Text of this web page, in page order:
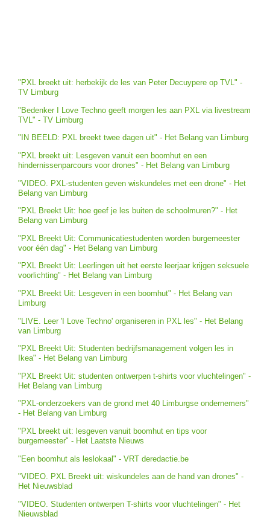
"PXL breekt uit: herbekijk de les van Peter Decuypere op TVL" -
TV Limburg
"Bedenker I Love Techno geeft morgen les aan PXL via livestream
TVL" - TV Limburg
"IN BEELD: PXL breekt twee dagen uit" - Het Belang van Limburg
"PXL breekt uit: Lesgeven vanuit een boomhut en een
hindernissenparcours voor drones" - Het Belang van Limburg
"VIDEO. PXL-studenten geven wiskundeles met een drone" - Het
Belang van Limburg
"PXL Breekt Uit: hoe geef je les buiten de schoolmuren?" - Het
Belang van Limburg
"PXL Breekt Uit: Communicatiestudenten worden burgemeester
voor één dag" - Het Belang van Limburg
"PXL Breekt Uit: Leerlingen uit het eerste leerjaar krijgen seksuele
voorlichting" - Het Belang van Limburg
"PXL Breekt Uit: Lesgeven in een boomhut" - Het Belang van
Limburg
"LIVE. Leer 'I Love Techno' organiseren in PXL les" - Het Belang
van Limburg
"PXL Breekt Uit: Studenten bedrijfsmanagement volgen les in
Ikea" - Het Belang van Limburg
"PXL Breekt Uit: studenten ontwerpen t-shirts voor vluchtelingen" -
Het Belang van Limburg
"PXL-onderzoekers van de grond met 40 Limburgse ondernemers"
- Het Belang van Limburg
"PXL breekt uit: lesgeven vanuit boomhut en tips voor
burgemeester" - Het Laatste Nieuws
"Een boomhut als leslokaal" - VRT deredactie.be
"VIDEO. PXL Breekt uit: wiskundeles aan de hand van drones" -
Het Nieuwsblad
"VIDEO. Studenten ontwerpen T-shirts voor vluchtelingen" - Het
Nieuwsblad